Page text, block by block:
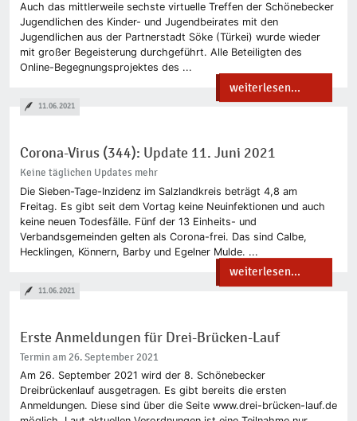
Auch das mittlerweile sechste virtuelle Treffen der Schönebecker
Jugendlichen des Kinder- und Jugendbeirates mit den
Jugendlichen aus der Partnerstadt Söke (Türkei) wurde wieder
mit großer Begeisterung durchgeführt. Alle Beteiligten des
Online-Begegnungsprojektes des ...
weiterlesen...
Corona-Virus (344): Update 11. Juni 2021
Keine täglichen Updates mehr
Die Sieben-Tage-Inzidenz im Salzlandkreis beträgt 4,8 am
Freitag. Es gibt seit dem Vortag keine Neuinfektionen und auch
keine neuen Todesfälle. Fünf der 13 Einheits- und
Verbandsgemeinden gelten als Corona-frei. Das sind Calbe,
Hecklingen, Könnern, Barby und Egelner Mulde. ...
weiterlesen...
11.06.2021
Erste Anmeldungen für Drei-Brücken-Lauf
Termin am 26. September 2021
Am 26. September 2021 wird der 8. Schönebecker
Dreibrückenlauf ausgetragen. Es gibt bereits die ersten
Anmeldungen. Diese sind über die Seite www.drei-brücken-lauf.de
11.06.2021